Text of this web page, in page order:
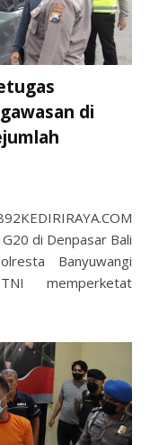
di
di Denpasar Bali
Banyuwangi
memperketat